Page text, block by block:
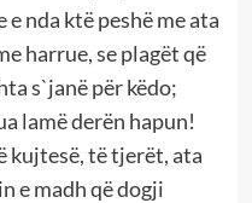
e nda ktë peshë me ata
harrue, se plagët që
s`janë për këdo;
lamë derën hapun!
kujtesë, të tjerët, ata
e madh që dogji